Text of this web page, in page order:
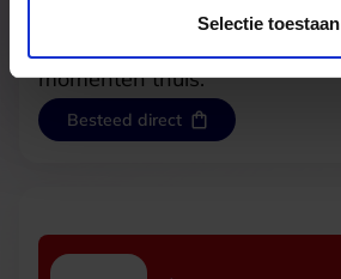
Selectie toestaan
momenten thuis.
Besteed direct